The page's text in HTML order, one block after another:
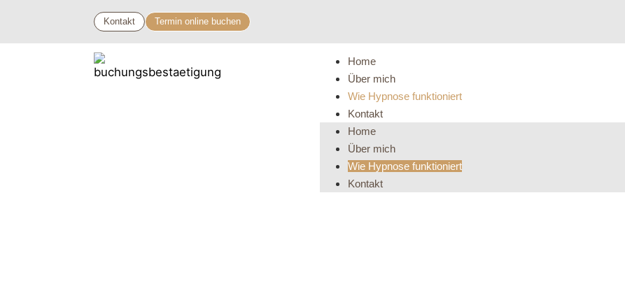
Kontakt Termin online buchen
Home
Über mich
Wie Hypnose funktioniert
Kontakt
Home
Über mich
Wie Hypnose funktioniert
Kontakt